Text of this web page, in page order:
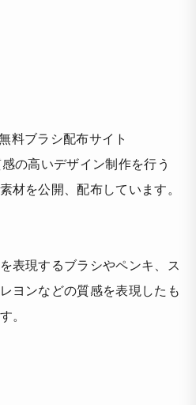
料ブラシ配布サイト
の高いデザイン制作を行う
材を公開、配布しています。
表現するブラシやペンキ、ス
ヨンなどの質感を表現したも
。